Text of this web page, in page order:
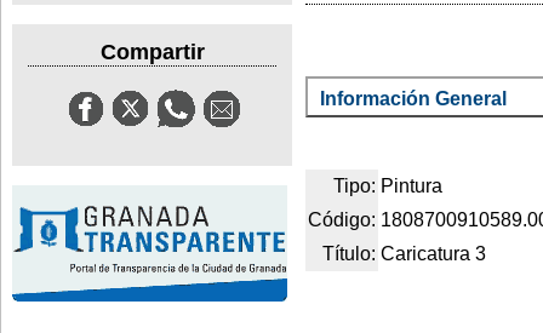
Compartir
Información General
Tipo: Pintura
Código:
Título: Caricatura 3